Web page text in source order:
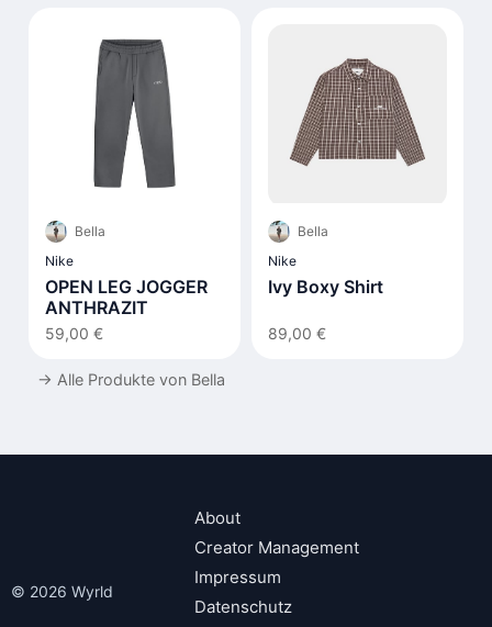
Bella
Nike
OPEN LEG JOGGER
ANTHRAZIT
59,00 €
Bella
Nike
Ivy Boxy Shirt
89,00 €
→ Alle Produkte von Bella
© 2026 Wyrld
About
Creator Management
Impressum
Datenschutz